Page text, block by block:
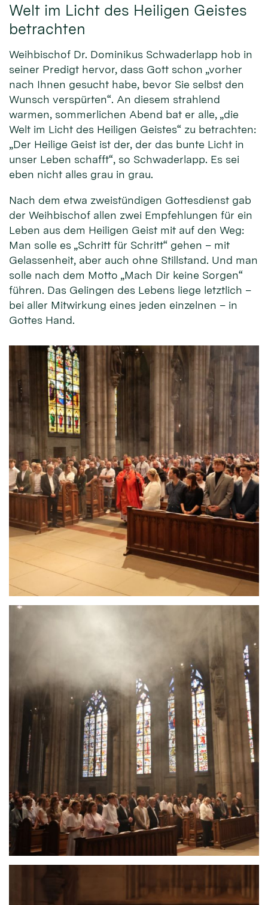
Welt im Licht des Heiligen Geistes
betrachten
Weihbischof Dr. Dominikus Schwaderlapp hob in
seiner Predigt hervor, dass Gott schon „vorher
nach Ihnen gesucht habe, bevor Sie selbst den
Wunsch verspürten“. An diesem strahlend
warmen, sommerlichen Abend bat er alle, „die
Welt im Licht des Heiligen Geistes“ zu betrachten:
„Der Heilige Geist ist der, der das bunte Licht in
unser Leben schafft“, so Schwaderlapp. Es sei
eben nicht alles grau in grau.
Nach dem etwa zweistündigen Gottesdienst gab
der Weihbischof allen zwei Empfehlungen für ein
Leben aus dem Heiligen Geist mit auf den Weg:
Man solle es „Schritt für Schritt“ gehen – mit
Gelassenheit, aber auch ohne Stillstand. Und man
solle nach dem Motto „Mach Dir keine Sorgen“
führen. Das Gelingen des Lebens liege letztlich –
bei aller Mitwirkung eines jeden einzelnen – in
Gottes Hand.